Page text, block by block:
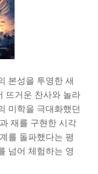
본성을 투영한 새
뜨거운 찬사와 놀라
미학을 극대화했던
재를 구현한 시각
를 돌파했다는 평
넘어 체험하는 영